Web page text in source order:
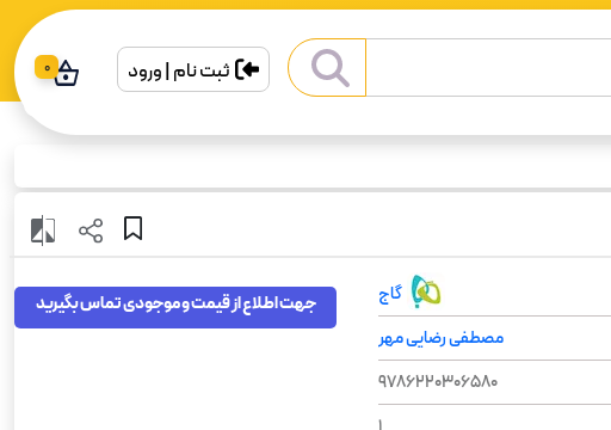
ثبت نام | ورود 0
گاج
مصطفی رضایی مهر
9786220306580
جهت اطلاع از قیمت و موجودی تماس بگیرید